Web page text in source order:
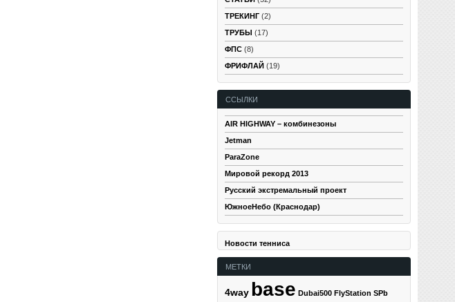
ТРЕКИНГ (2)
ТРУБЫ (17)
ФПС (8)
ФРИФЛАЙ (19)
ССЫЛКИ
AIR HIGHWAY – комбинезоны
Jetman
ParaZone
Мировой рекорд 2013
Русский экстремальный проект
ЮжноеНебо (Краснодар)
Новости тенниса
МЕТКИ
4way base Dubai500 FlyStation SPb